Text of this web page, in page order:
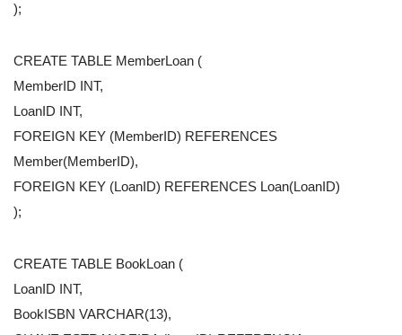
);
CREATE TABLE MemberLoan (
MemberID INT,
LoanID INT,
FOREIGN KEY (MemberID) REFERENCES
Member(MemberID),
FOREIGN KEY (LoanID) REFERENCES Loan(LoanID)
);
CREATE TABLE BookLoan (
LoanID INT,
BookISBN VARCHAR(13),